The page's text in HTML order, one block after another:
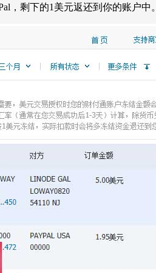
，剩下的1美元返还到你的账户中